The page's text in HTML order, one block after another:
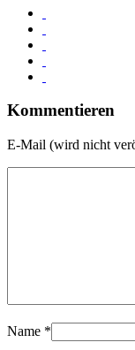
Kommentieren
E-Mail (wird nicht
Name *